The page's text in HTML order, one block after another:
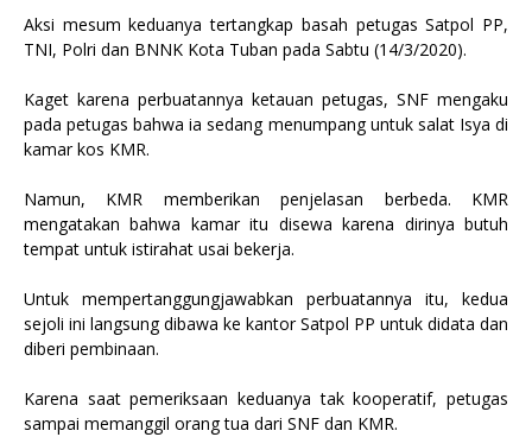
Aksi mesum keduanya tertangkap basah petugas Satpol PP,
TNI, Polri dan BNNK Kota Tuban pada Sabtu (14/3/2020).
Kaget karena perbuatannya ketauan petugas, SNF mengaku
pada petugas bahwa ia sedang menumpang untuk salat Isya di
kamar kos KMR.
Namun, KMR memberikan penjelasan berbeda. KMR
mengatakan bahwa kamar itu disewa karena dirinya butuh
tempat untuk istirahat usai bekerja.
Untuk mempertanggungjawabkan perbuatannya itu, kedua
sejoli ini langsung dibawa ke kantor Satpol PP untuk didata dan
diberi pembinaan.
Karena saat pemeriksaan keduanya tak kooperatif, petugas
sampai memanggil orang tua dari SNF dan KMR.